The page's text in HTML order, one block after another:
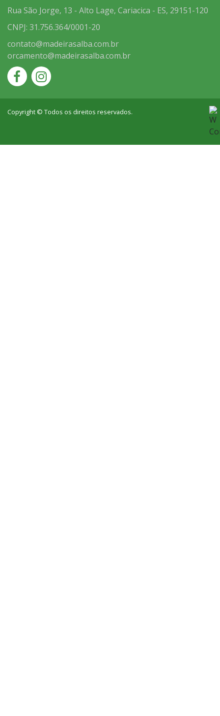
Rua São Jorge, 13 - Alto Lage, Cariacica - ES, 29151-120
CNPJ: 31.756.364/0001-20
contato@madeirasalba.com.br
orcamento@madeirasalba.com.br
Copyright © Todos os direitos reservados.